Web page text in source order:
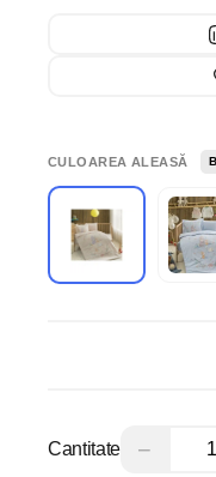
CULOAREA ALEASĂ
Cantitate −